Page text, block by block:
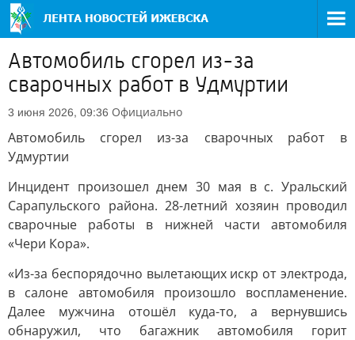
Автомобиль сгорел из-за
сварочных работ в Удмуртии
3 июня 2026, 09:36 Официально
Автомобиль сгорел из-за сварочных работ в
Удмуртии
Инцидент произошел днем 30 мая в с. Уральский
Сарапульского района. 28-летний хозяин проводил
сварочные работы в нижней части автомобиля
«Чери Кора».
«Из-за беспорядочно вылетающих искр от электрода,
в салоне автомобиля произошло воспламенение.
Далее мужчина отошёл куда-то, а вернувшись
обнаружил, что багажник автомобиля горит